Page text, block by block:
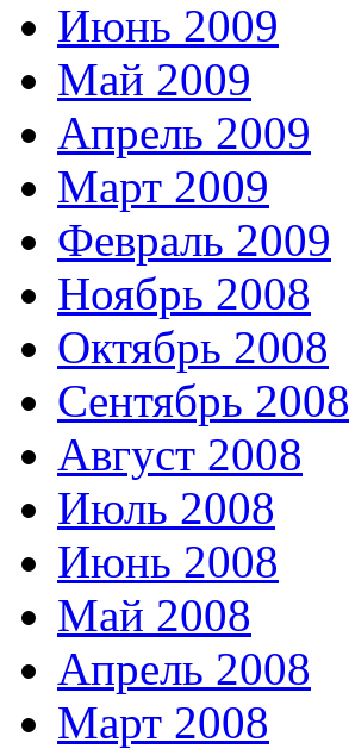
Июнь 2009
Май 2009
Апрель 2009
Март 2009
Февраль 2009
Ноябрь 2008
Октябрь 2008
Сентябрь 2008
Август 2008
Июль 2008
Июнь 2008
Май 2008
Апрель 2008
Март 2008